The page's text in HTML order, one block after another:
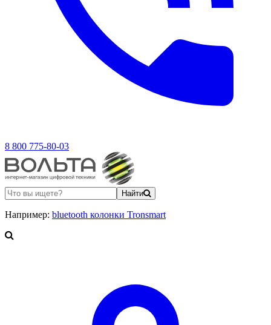
8 800 775-80-03
Найти
Например: bluetooth колонки Tronsmart